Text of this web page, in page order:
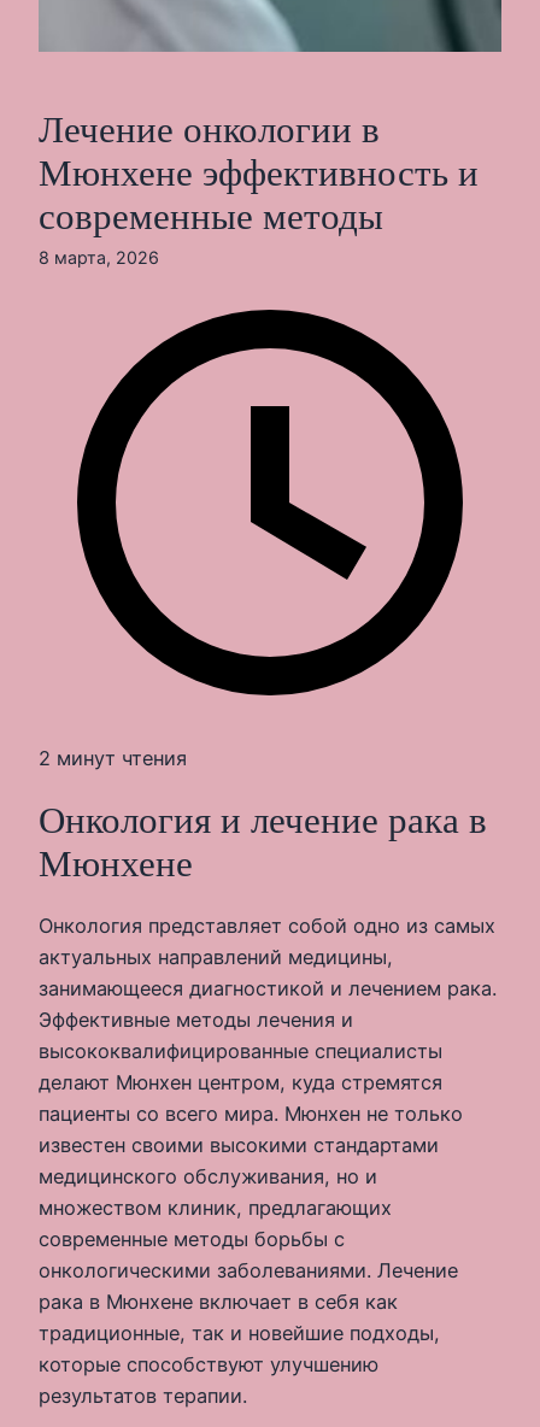
Лечение онкологии в
Мюнхене эффективность и
современные методы
8 марта, 2026
2 минут чтения
Онкология и лечение рака в
Мюнхене
Онкология представляет собой одно из самых
актуальных направлений медицины,
занимающееся диагностикой и лечением рака.
Эффективные методы лечения и
высококвалифицированные специалисты
делают Мюнхен центром, куда стремятся
пациенты со всего мира. Мюнхен не только
известен своими высокими стандартами
медицинского обслуживания, но и
множеством клиник, предлагающих
современные методы борьбы с
онкологическими заболеваниями. Лечение
рака в Мюнхене включает в себя как
традиционные, так и новейшие подходы,
которые способствуют улучшению
результатов терапии.